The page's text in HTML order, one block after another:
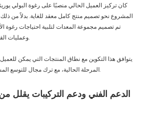
كان تركيز العميل الحالي منصبًا على رغوة البولي
تم تصميم مجموعة المعدات لتلبية احتياجات رغوة
وعمليات القطع اللاحقة، وتغليف المراتب.
يتوافق هذا التكوين مع نطاق المنتجات التي يمكن للعميل
المرحلة الحالية، مع ترك مجال للتوسع المستقبلي وفقًا لهيكل الطلبات.